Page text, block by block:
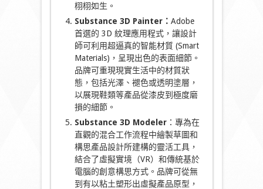
栩栩如生。
Substance 3D Painter： Adobe
首選的 3D 紋理應用程式，讓設計
師可利用超逼真的智能材質 (Smart
Materials)，呈現出色的表面細節。
品牌可重現現實生活中的材質狀
態，包括光澤、褪色或透明塗層，
以展現鞋類等產品從漆皮到極度磨
損的細節。
Substance 3D Modeler：專為在
直觀的混合工作流程中繪製草圖和
構思產品設計所建構的靈活工具，
結合了虛擬實境（VR）和傳統基於
電腦的創意構思方式。品牌可從無
到有以粘土塑形出虛擬產品原型，